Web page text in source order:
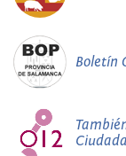
Boletín